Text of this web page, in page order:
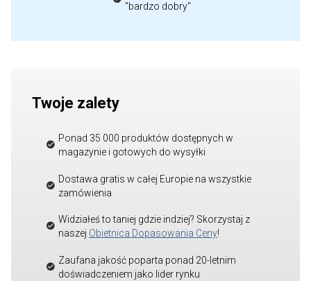
"bardzo dobry"
Twoje zalety
Ponad 35 000 produktów dostępnych w
magazynie i gotowych do wysyłki
Dostawa gratis w całej Europie na wszystkie
zamówienia
Widziałeś to taniej gdzie indziej? Skorzystaj z
naszej Obietnica Dopasowania Ceny!
Zaufana jakość poparta ponad 20-letnim
doświadczeniem jako lider rynku